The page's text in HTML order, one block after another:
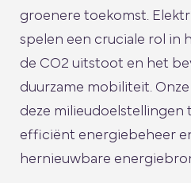
groenere toekomst.
spelen een cruciale rol in
de CO2 uitstoot en het
duurzame mobiliteit.
deze milieudoelstellingen
efficiënt energiebeheer
hernieuwbare